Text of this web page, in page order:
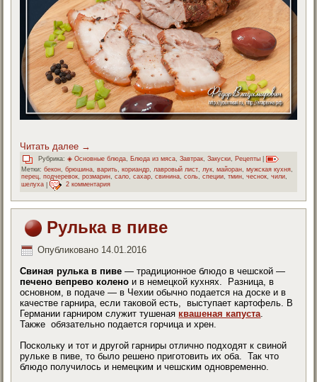
Читать далее →
Рубрика: ◈ Основные блюда Блюда из мяса ,Завтрак ,Закуски Рецепты
Метки: бекон ,брюшина ,варить ,кориандр лавровый лист лук ,майоран ,мужская кухня
перец ,подчеревок ,розмарин ,сало ,сахар ,свинина ,соль ,специи ,тмин ,чеснок ,чили
шелуха | 2 комментария
Рулька в пиве
Опубликовано 14.01.2016
Свиная рулька в пиве — традиционное блюдо в чешской —
печено вепрево колено и в немецкой кухнях. Разница, в
основном, в подаче — в Чехии обычно подается на доске и в
качестве гарнира, если таковой есть, выступает картофель. В
Германии гарниром служит тушеная квашеная капуста.
Также обязательно подается горчица и хрен.
Поскольку и тот и другой гарниры отлично подходят к свиной
рульке в пиве, то было решено приготовить их оба. Так что
блюдо получилось и немецким и чешским одновременно.